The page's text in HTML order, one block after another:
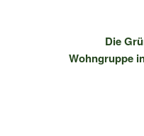
Die
Wohngruppe